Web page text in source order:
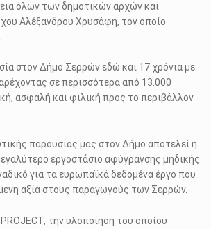
όλων των δημοτικών αρχών και
Αλέξανδρου Χρυσάφη, τον οποίο
στον Δήμο Σερρών εδώ και 17 χρόνια με
σε περισσότερα από 13.000
ασφαλή και φιλική προς το περιβάλλον
παρουσίας μας στον Δήμο αποτελεί η
εργοστάσιο αφύγρανσης μηδικής
για τα ευρωπαϊκά δεδομένα έργο που
αξία στους παραγωγούς των Σερρών.
PROJECT, την υλοποίηση του οποίου